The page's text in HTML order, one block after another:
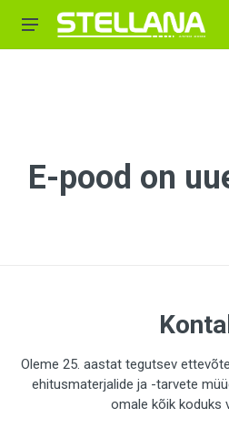
E-pood on
Oleme 25. aastat tegutsev
ehitusmaterjalide ja -tarvete
omale kõik koduks